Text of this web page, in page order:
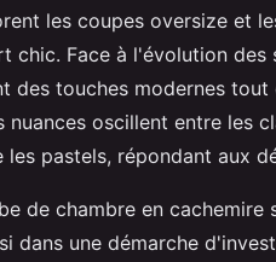
les coupes oversize et
chic. Face à l'évolution
des touches modernes
nuances oscillent entre les
les pastels, répondant aux
de chambre en cachemire
dans une démarche